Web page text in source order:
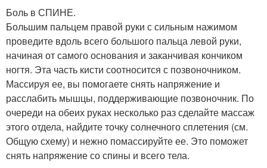
Боль в СПИНЕ.
Большим пальцем правой руки с сильным нажимом
проведите вдоль всего большого пальца левой руки,
начиная от самого основания и заканчивая кончиком
ногтя. Эта часть кисти соотносится с позвоночником.
Массируя ее, вы помогаете снять напряжение и
расслабить мышцы, поддерживающие позвоночник. По
очереди на обеих руках несколько раз сделайте массаж
этого отдела, найдите точку солнечного сплетения (см.
Общую схему) и нежно помассируйте ее. Это поможет
снять напряжение со спины и всего тела.